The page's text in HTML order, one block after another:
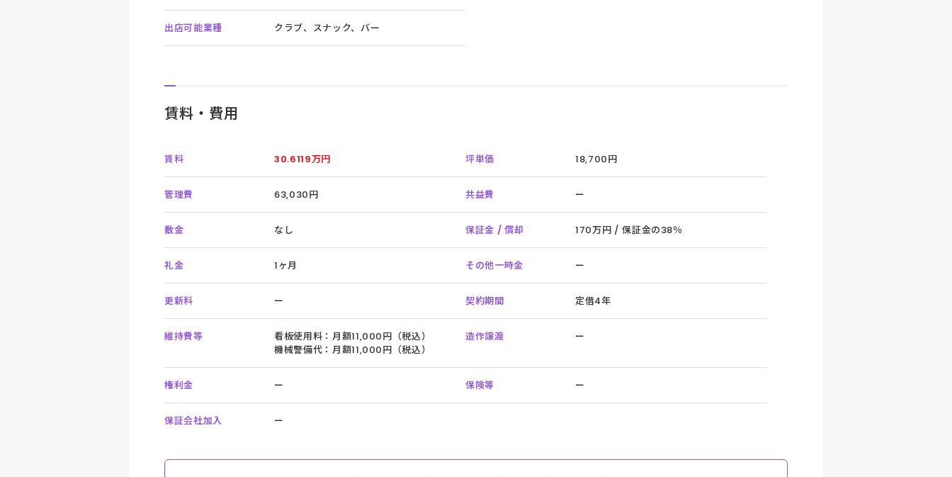
出店可能業種 クラブ、スナック、バー
賃料・費用
賃料 30.6119万円 坪単価 18,700円
管理費 63,030円 共益費 ー
敷金 なし 保証金 / 償却 170万円 / 保証金の38％
礼金 1ヶ月 その他一時金 ー
更新料 ー 契約期間 定借4年
維持費等
看板使用料：月額11,000円（税込）
機械警備代：月額11,000円（税込）
造作譲渡 ー
権利金 ー 保険等 ー
保証会社加入 ー